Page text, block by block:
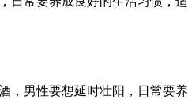
，男性要想延时壮阳，日常要养